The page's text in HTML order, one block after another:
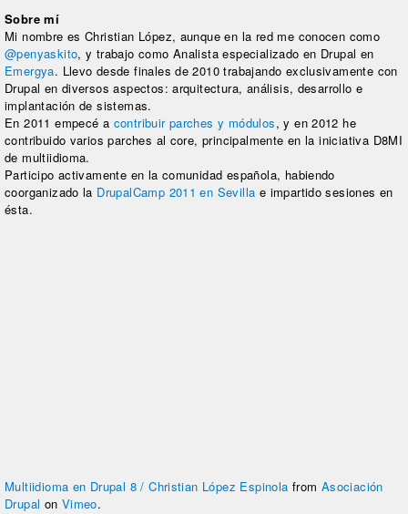
Sobre mí
Mi nombre es Christian López, aunque en la red me conocen como
@penyaskito, y trabajo como Analista especializado en Drupal en
Emergya. Llevo desde finales de 2010 trabajando exclusivamente con
Drupal en diversos aspectos: arquitectura, análisis, desarrollo e
implantación de sistemas.
En 2011 empecé a contribuir parches y módulos, y en 2012 he
contribuido varios parches al core, principalmente en la iniciativa D8MI
de multiidioma.
Participo activamente en la comunidad española, habiendo
coorganizado la DrupalCamp 2011 en Sevilla e impartido sesiones en
ésta.
Multiidioma en Drupal 8 / Christian López Espinola from Asociación
Drupal on Vimeo.